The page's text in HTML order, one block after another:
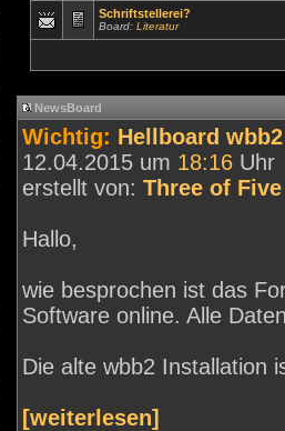
Schriftstellerei?
Board: Literatur
NewsBoard
Wichtig: Hellboard
12.04.2015 um 18:16 Uhr
erstellt von: Three of Five
Hallo,
wie besprochen ist das
Software online. Alle
Die alte wbb2 Installation
[weiterlesen]